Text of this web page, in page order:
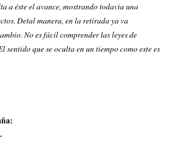
a éste el avance, mostrando todavía una
Detal manera, en la retirada ya va
No es fácil comprender las leyes de
sentido que se oculta en un tiempo como este es